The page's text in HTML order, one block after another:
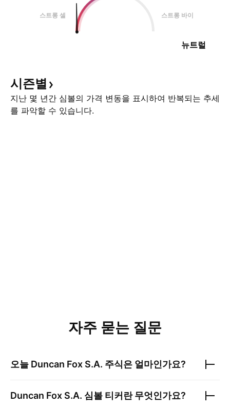
스트롱 셀 스트롱 바이
뉴트럴
시즌별
지난 몇 년간 심볼의 가격 변동을 표시하여 반복되는 추세
를 파악할 수 있습니다.
자주 묻는 질문
오늘 Duncan Fox S.A. 주식은 얼마인가요?
Duncan Fox S.A. 심볼 티커란 무엇인가요?